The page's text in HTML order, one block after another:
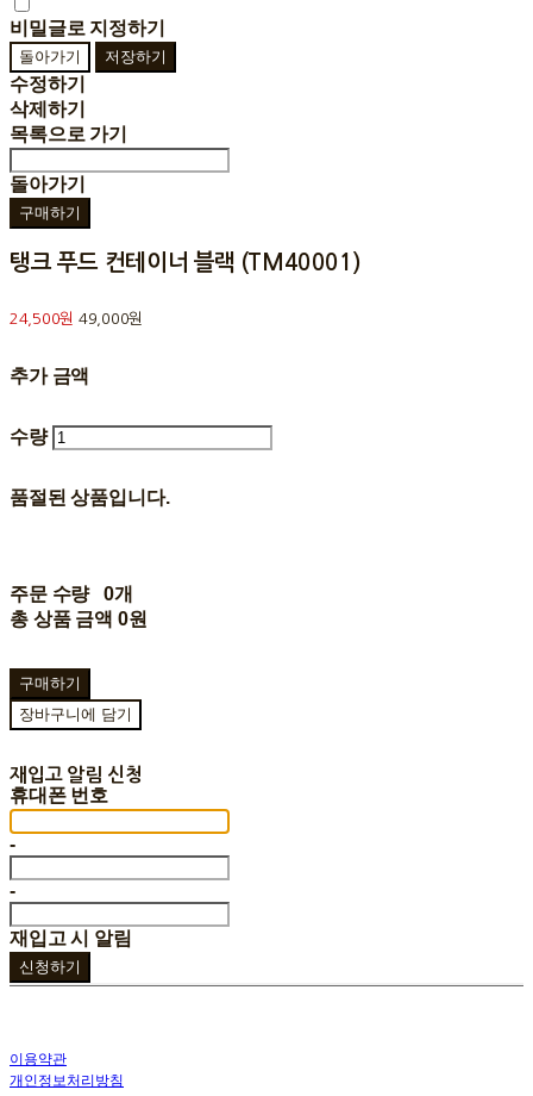
비밀글로 지정하기
돌아가기 저장하기
수정하기
삭제하기
목록으로 가기
돌아가기
구매하기
탱크 푸드 컨테이너 블랙 (TM40001)
24,500원 49,000원
추가 금액
수량
품절된 상품입니다.
주문 수량
0개
총 상품 금액 0원
구매하기
장바구니에 담기
재입고 알림 신청
휴대폰 번호
-
-
재입고 시 알림
신청하기
이용약관
개인정보처리방침